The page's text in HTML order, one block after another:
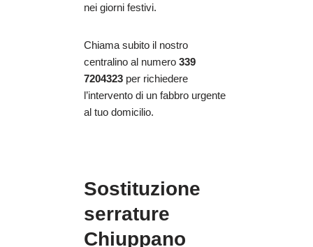
nei giorni festivi.
Chiama subito il nostro
centralino al numero 339
7204323 per richiedere
l’intervento di un fabbro urgente
al tuo domicilio.
Sostituzione
serrature
Chiuppano